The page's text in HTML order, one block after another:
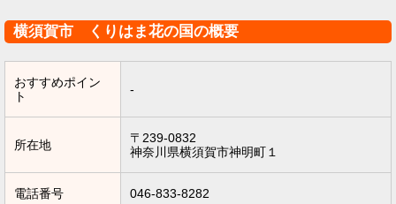
横須賀市 くりはま花の国の概要
おすすめポイン
ト
-
所在地
〒239-0832
神奈川県横須賀市神明町１
電話番号 046-833-8282